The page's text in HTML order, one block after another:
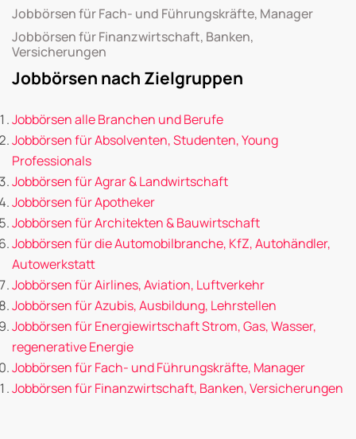
Jobbörsen für Fach- und Führungskräfte, Manager
Jobbörsen für Finanzwirtschaft, Banken,
Versicherungen
Jobbörsen nach Zielgruppen
Jobbörsen alle Branchen und Berufe
Jobbörsen für Absolventen, Studenten, Young
Professionals
Jobbörsen für Agrar & Landwirtschaft
Jobbörsen für Apotheker
Jobbörsen für Architekten & Bauwirtschaft
Jobbörsen für die Automobilbranche, KfZ, Autohändler,
Autowerkstatt
Jobbörsen für Airlines, Aviation, Luftverkehr
Jobbörsen für Azubis, Ausbildung, Lehrstellen
Jobbörsen für Energiewirtschaft Strom, Gas, Wasser,
regenerative Energie
Jobbörsen für Fach- und Führungskräfte, Manager
Jobbörsen für Finanzwirtschaft, Banken, Versicherungen